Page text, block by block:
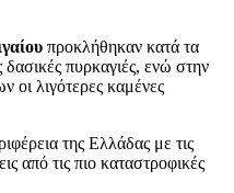
προκλήθηκαν κατά τα
δασικές πυρκαγιές, ενώ στην
οι λιγότερες καμένες
της Ελλάδας με τις
από τις πιο καταστροφικές